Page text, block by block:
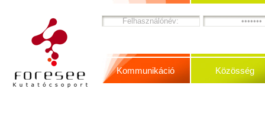
Kommunikáció Közösség